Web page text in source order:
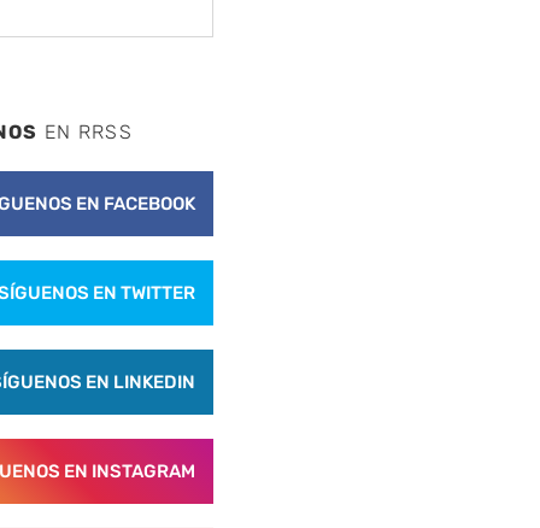
EN RRSS
EN FACEBOOK
EN TWITTER
EN LINKEDIN
EN INSTAGRAM